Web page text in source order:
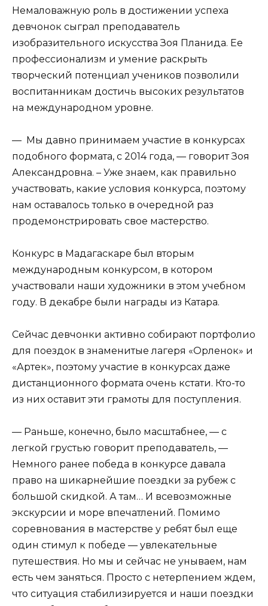
Немаловажную роль в достижении успеха
девчонок сыграл преподаватель
изобразительного искусства Зоя Планида. Ее
профессионализм и умение раскрыть
творческий потенциал учеников позволили
воспитанникам достичь высоких результатов
на международном уровне.
— Мы давно принимаем участие в конкурсах
подобного формата, с 2014 года, — говорит Зоя
Александровна. – Уже знаем, как правильно
участвовать, какие условия конкурса, поэтому
нам оставалось только в очередной раз
продемонстрировать свое мастерство.
Конкурс в Мадагаскаре был вторым
международным конкурсом, в котором
участвовали наши художники в этом учебном
году. В декабре были награды из Катара.
Сейчас девчонки активно собирают портфолио
для поездок в знаменитые лагеря «Орленок» и
«Артек», поэтому участие в конкурсах даже
дистанционного формата очень кстати. Кто-то
из них оставит эти грамоты для поступления.
— Раньше, конечно, было масштабнее, — с
легкой грустью говорит преподаватель, —
Немного ранее победа в конкурсе давала
право на шикарнейшие поездки за рубеж с
большой скидкой. А там… И всевозможные
экскурсии и море впечатлений. Помимо
соревнования в мастерстве у ребят был еще
один стимул к победе — увлекательные
путешествия. Но мы и сейчас не унываем, нам
есть чем заняться. Просто с нетерпением ждем,
что ситуация стабилизируется и наши поездки